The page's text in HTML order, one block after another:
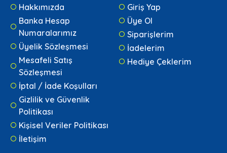
Hakkımızda
Banka Hesap
Numaralarımız
Üyelik Sözleşmesi
Mesafeli Satış
Sözleşmesi
İptal / İade Koşulları
Gizlilik ve Güvenlik
Politikası
Kişisel Veriler Politikası
İletişim
Giriş Yap
Üye Ol
Siparişlerim
İadelerim
Hediye Çeklerim